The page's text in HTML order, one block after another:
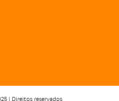
| Direitos reservados